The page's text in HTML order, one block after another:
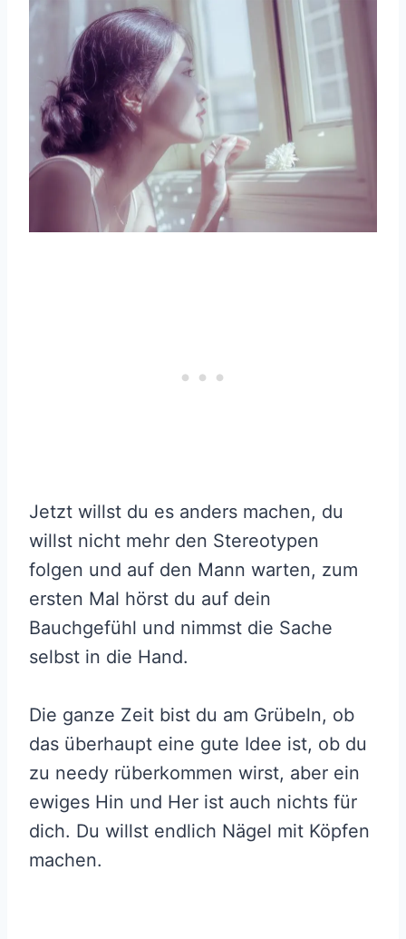
Jetzt willst du es anders machen, du
willst nicht mehr den Stereotypen
folgen und auf den Mann warten, zum
ersten Mal hörst du auf dein
Bauchgefühl und nimmst die Sache
selbst in die Hand.
Die ganze Zeit bist du am Grübeln, ob
das überhaupt eine gute Idee ist, ob du
zu needy rüberkommen wirst, aber ein
ewiges Hin und Her ist auch nichts für
dich. Du willst endlich Nägel mit Köpfen
machen.